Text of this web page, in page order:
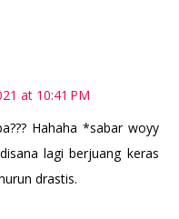
at 10:41 PM
Hahaha *sabar woyy
lagi berjuang keras
drastis.